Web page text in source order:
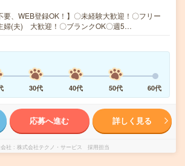
要、WEB登録OK！】〇未経験大歓迎！〇フリー
婦(夫) 大歓迎！〇ブランクOK〇週5…
30代 40代 50代 60代
応募へ進む 詳しく見る
社 株式会社テクノ・サービス 採用担当